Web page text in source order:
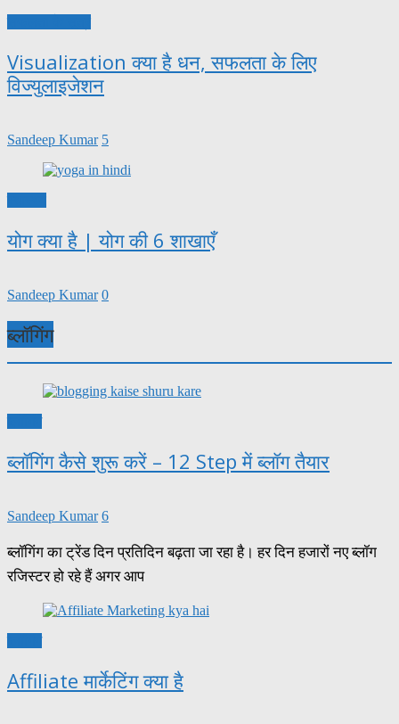
Visualization क्या है धन, सफलता के लिए
विज्युलाइजेशन
Sandeep Kumar 5
योग क्या है | योग की 6 शाखाएँ
Sandeep Kumar 0
ब्लॉगिंग
ब्लॉगिंग कैसे शुरू करें – 12 Step में ब्लॉग तैयार
Sandeep Kumar 6
ब्लॉगिंग का ट्रेंड दिन प्रतिदिन बढ़ता जा रहा है। हर दिन हजारों नए ब्लॉग
रजिस्टर हो रहे हैं अगर आप
Affiliate मार्केटिंग क्या है